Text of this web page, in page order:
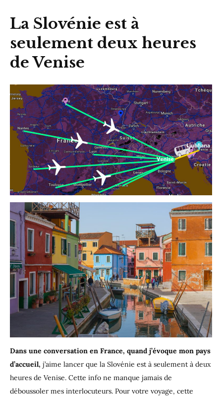
La Slovénie est à
seulement deux heures
de Venise
Dans une conversation en France, quand j’évoque mon pays
d’accueil, j’aime lancer que la Slovénie est à seulement à deux
heures de Venise. Cette info ne manque jamais de
déboussoler mes interlocuteurs. Pour votre voyage, cette